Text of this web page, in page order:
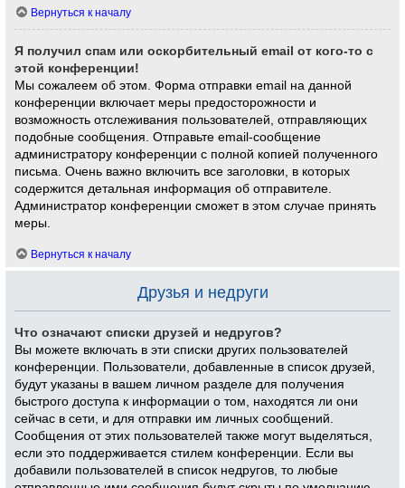
Вернуться к началу
Я получил спам или оскорбительный email от кого-то с
этой конференции!
Мы сожалеем об этом. Форма отправки email на данной
конференции включает меры предосторожности и
возможность отслеживания пользователей, отправляющих
подобные сообщения. Отправьте email-сообщение
администратору конференции с полной копией полученного
письма. Очень важно включить все заголовки, в которых
содержится детальная информация об отправителе.
Администратор конференции сможет в этом случае принять
меры.
Вернуться к началу
Друзья и недруги
Что означают списки друзей и недругов?
Вы можете включать в эти списки других пользователей
конференции. Пользователи, добавленные в список друзей,
будут указаны в вашем личном разделе для получения
быстрого доступа к информации о том, находятся ли они
сейчас в сети, и для отправки им личных сообщений.
Сообщения от этих пользователей также могут выделяться,
если это поддерживается стилем конференции. Если вы
добавили пользователей в список недругов, то любые